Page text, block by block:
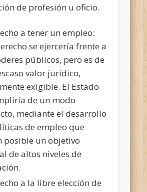
de profesión u oficio.
a tener un empleo:
se ejercería frente a
públicos, pero es de
valor jurídico,
exigible. El Estado
de un modo
mediante el desarrollo
de empleo que
posible un objetivo
de altos niveles de
a la libre elección de